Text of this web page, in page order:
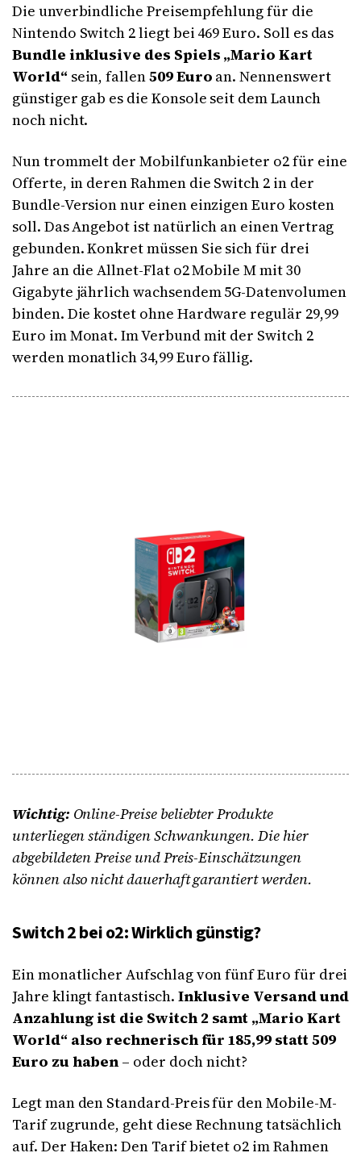
Die unverbindliche Preisempfehlung für die
Nintendo Switch 2 liegt bei 469 Euro. Soll es das
Bundle inklusive des Spiels „Mario Kart
World“ sein, fallen509 Euro an. Nennenswert
günstiger gab es die Konsole seit dem Launch
noch nicht.
Nun trommelt der Mobilfunkanbieter o2 für eine
Offerte, in deren Rahmen die Switch 2 in der
Bundle-Version nur einen einzigen Euro kosten
soll. Das Angebot ist natürlich an einen Vertrag
gebunden. Konkret müssen Sie sich für drei
Jahre an die Allnet-Flat o2 Mobile M mit 30
Gigabyte jährlich wachsendem 5G-Datenvolumen
binden. Die kostet ohne Hardware regulär 29,99
Euro im Monat. Im Verbund mit der Switch 2
werden monatlich 34,99 Euro fällig.
Wichtig: Online-Preise beliebter Produkte
unterliegen ständigen Schwankungen. Die hier
abgebildeten Preise und Preis-Einschätzungen
können also nicht dauerhaft garantiert werden.
Switch 2 bei o2: Wirklich günstig?
Ein monatlicher Aufschlag von fünf Euro für drei
Jahre klingt fantastisch. Inklusive Versand und
Anzahlung ist die Switch 2 samt „Mario Kart
World“ also rechnerisch für 185,99 statt 509
Euro zu haben – oder doch nicht?
Legt man den Standard-Preis für den Mobile-M-
Tarif zugrunde, geht diese Rechnung tatsächlich
auf. Der Haken: Den Tarif bietet o2 im Rahmen